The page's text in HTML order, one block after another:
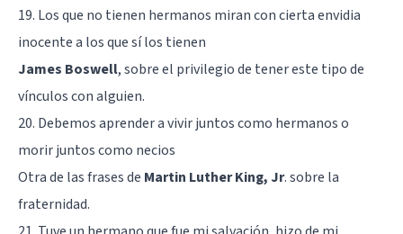
19. Los que no tienen hermanos miran con cierta envidia
inocente a los que sí los tienen
James Boswell, sobre el privilegio de tener este tipo de
vínculos con alguien.
20. Debemos aprender a vivir juntos como hermanos o
morir juntos como necios
Otra de las frases de Martin Luther King, Jr. sobre la
fraternidad.